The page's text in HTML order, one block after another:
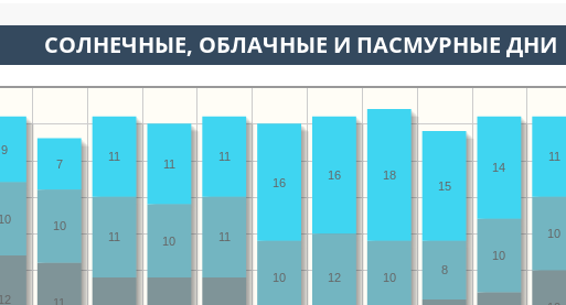
CОЛНЕЧНЫЕ, ОБЛАЧНЫЕ И ПАСМУРНЫЕ ДНИ
12
10
10
8
10
12
10
11
10
11
10
10
11
14
15
18
16
16
11
11
11
7
9